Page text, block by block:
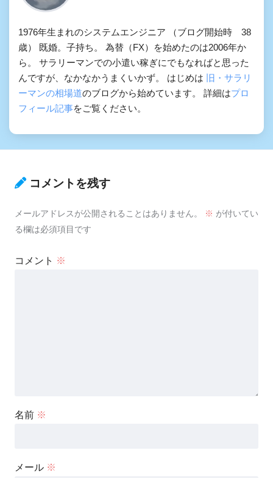
1976年生まれのシステムエンジニア （ブログ開始時 38
歳） 既婚。子持ち。 為替（FX）を始めたのは2006年か
ら。 サラリーマンでの小遣い稼ぎにでもなればと思った
んですが、なかなかうまくいかず。 はじめは 旧・サラリ
ーマンの相場道のブログから始めています。 詳細はプロ
フィール記事をご覧ください。
コメントを残す
メールアドレスが公開されることはありません。 ※ が付いてい
る欄は必須項目です
コメント ※
名前 ※
メール ※